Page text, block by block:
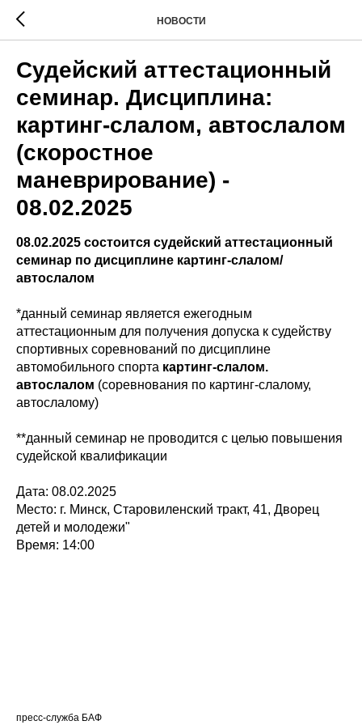
НОВОСТИ
Судейский аттестационный
семинар. Дисциплина:
картинг-слалом, автослалом
(скоростное
маневрирование) -
08.02.2025
08.02.2025 состоится судейский аттестационный
семинар по дисциплине картинг-слалом/
автослалом
*данный семинар является ежегодным
аттестационным для получения допуска к судейству
спортивных соревнований по дисциплине
автомобильного спорта картинг-слалом.
автослалом (соревнования по картинг-слалому,
автослалому)
**данный семинар не проводится с целью повышения
судейской квалификации
Дата: 08.02.2025
Место: г. Минск, Старовиленский тракт, 41, Дворец
детей и молодежи"
Время: 14:00
пресс-служба БАФ